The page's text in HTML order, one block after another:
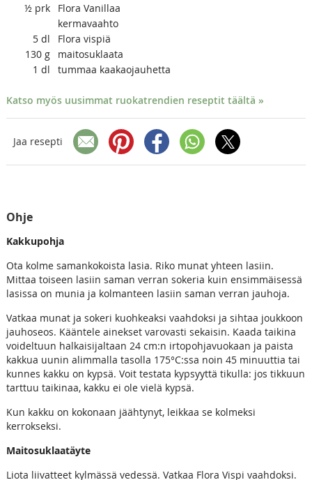
½ prk
Flora Vanillaa
kermavaahto
5 dl
Flora vispiä
130 g
maitosuklaata
1 dl tummaa kaakaojauhetta
Katso myös uusimmat ruokatrendien reseptit täältä »
Jaa resepti
Ohje
Kakkupohja
Ota kolme samankokoista lasia. Riko munat yhteen lasiin.
Mittaa toiseen lasiin saman verran sokeria kuin ensimmäisessä
lasissa on munia ja kolmanteen lasiin saman verran jauhoja.
Vatkaa munat ja sokeri kuohkeaksi vaahdoksi ja sihtaa joukkoon
jauhoseos. Kääntele ainekset varovasti sekaisin. Kaada taikina
voideltuun halkaisijaltaan 24 cm:n irtopohjavuokaan ja paista
kakkua uunin alimmalla tasolla 175°C:ssa noin 45 minuuttia tai
kunnes kakku on kypsä. Voit testata kypsyyttä tikulla: jos tikkuun
tarttuu taikinaa, kakku ei ole vielä kypsä.
Kun kakku on kokonaan jäähtynyt, leikkaa se kolmeksi
kerrokseksi.
Maitosuklaatäyte
Liota liivatteet kylmässä vedessä. Vatkaa Flora Vispi vaahdoksi.